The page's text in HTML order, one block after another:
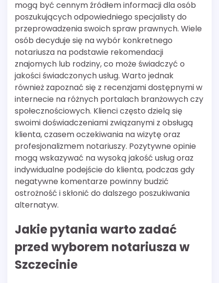
mogą być cennym źródłem informacji dla osób
poszukujących odpowiedniego specjalisty do
przeprowadzenia swoich spraw prawnych. Wiele
osób decyduje się na wybór konkretnego
notariusza na podstawie rekomendacji
znajomych lub rodziny, co może świadczyć o
jakości świadczonych usług. Warto jednak
również zapoznać się z recenzjami dostępnymi w
internecie na różnych portalach branżowych czy
społecznościowych. Klienci często dzielą się
swoimi doświadczeniami związanymi z obsługą
klienta, czasem oczekiwania na wizytę oraz
profesjonalizmem notariuszy. Pozytywne opinie
mogą wskazywać na wysoką jakość usług oraz
indywidualne podejście do klienta, podczas gdy
negatywne komentarze powinny budzić
ostrożność i skłonić do dalszego poszukiwania
alternatyw.
Jakie pytania warto zadać
przed wyborem notariusza w
Szczecinie